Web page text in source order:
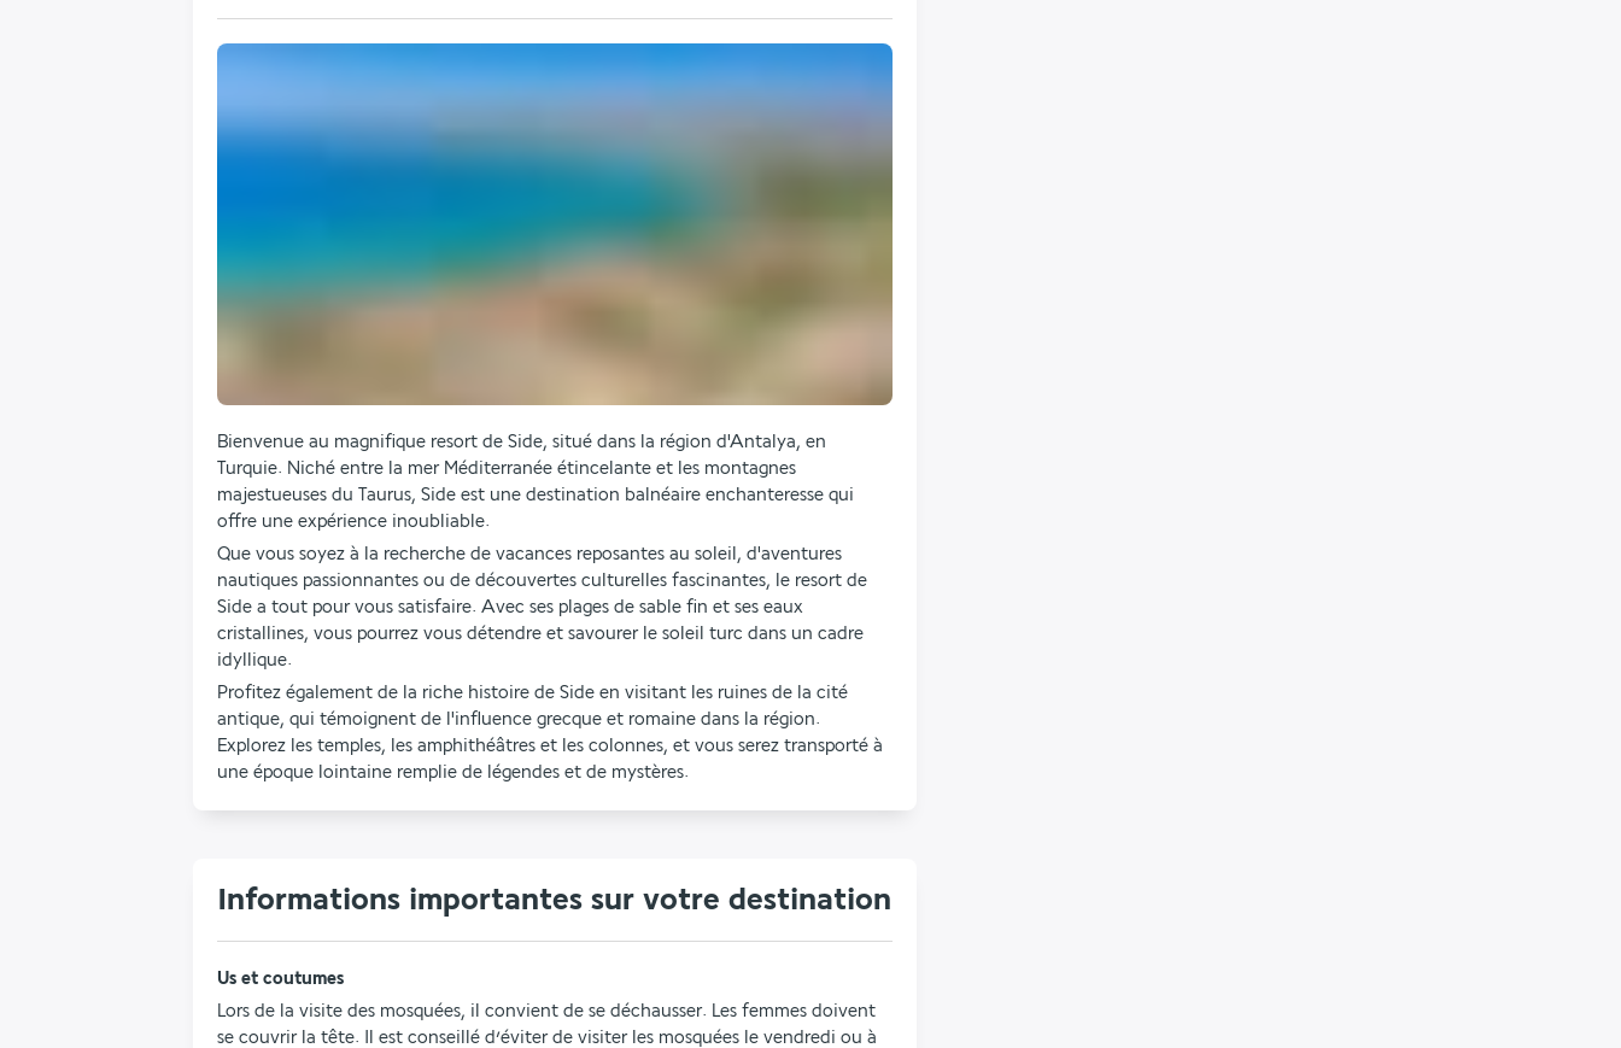
Bienvenue au magnifique resort de Side, situé dans la région d'Antalya, en
Turquie. Niché entre la mer Méditerranée étincelante et les montagnes
majestueuses du Taurus, Side est une destination balnéaire enchanteresse qui
offre une expérience inoubliable.
Que vous soyez à la recherche de vacances reposantes au soleil, d'aventures
nautiques passionnantes ou de découvertes culturelles fascinantes, le resort de
Side a tout pour vous satisfaire. Avec ses plages de sable fin et ses eaux
cristallines, vous pourrez vous détendre et savourer le soleil turc dans un cadre
idyllique.
Profitez également de la riche histoire de Side en visitant les ruines de la cité
antique, qui témoignent de l'influence grecque et romaine dans la région.
Explorez les temples, les amphithéâtres et les colonnes, et vous serez transporté à
une époque lointaine remplie de légendes et de mystères.
Informations importantes sur votre destination
Us et coutumes
Lors de la visite des mosquées, il convient de se déchausser. Les femmes doivent
se couvrir la tête. Il est conseillé d’éviter de visiter les mosquées le vendredi ou à